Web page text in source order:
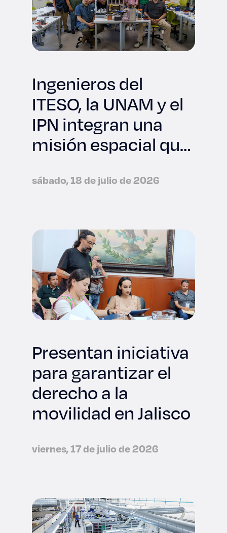
Ingenieros del
ITESO, la UNAM y el
IPN integran una
misión espacial que
sábado, 18 de julio de 2026
Presentan iniciativa
para garantizar el
derecho a la
movilidad en Jalisco
viernes, 17 de julio de 2026